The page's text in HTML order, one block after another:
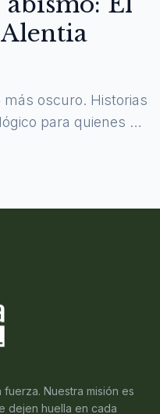
oscuro. Historias
para quienes se
Nuestra misión es
dejen huella en cada